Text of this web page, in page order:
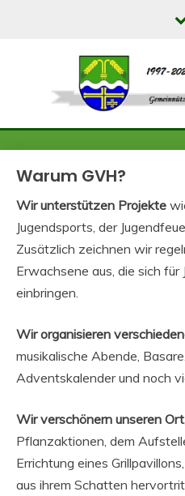
VEREIN
E.V.
Warum GVH?
Wir unterstützen Projekte
Jugendsports, der
Zusätzlich zeichnen wir
Erwachsene aus, die sich für
einbringen.
Wir organisieren
musikalische Abende,
Adventskalender und noch
Wir verschönern unseren
Pflanzaktionen, dem
Errichtung eines
aus ihrem Schatten